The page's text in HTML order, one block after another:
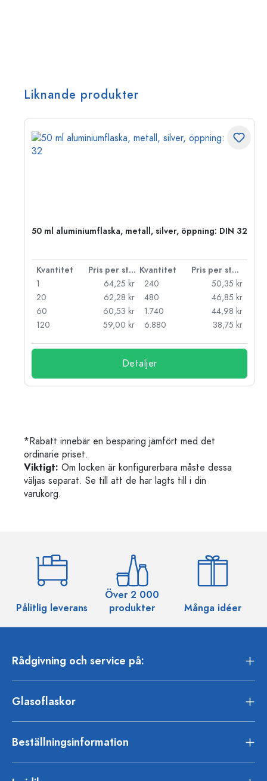
Liknande produkter
50 ml aluminiumflaska, metall, silver, öppning: DIN 32
Kvantitet Pris per styck Kvantitet
Pris per styck
1
64,25 kr
20
62,28 kr
60
60,53 kr
120
59,00 kr
240
50,35 kr
480
46,85 kr
1.740
44,98 kr
6.880
38,75 kr
Detaljer
*Rabatt innebär en besparing jämfört med det
ordinarie priset.
Viktigt: Om locken är konfigurerbara måste dessa
väljas separat. Se till att de har lagts till i din
varukorg.
Pålitlig leverans
Över 2 000
produkter
Många idéer
Rådgivning och service på:
Glasoflaskor
Beställningsinformation